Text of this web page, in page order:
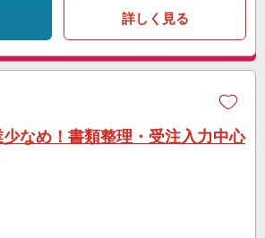
詳しく見る
なめ！書類整理・受注入力中心